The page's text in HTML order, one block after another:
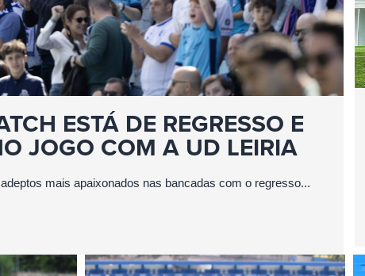
ESTÁ DE REGRESSO E
JOGO COM A UD LEIRIA
mais apaixonados nas bancadas com o regresso...